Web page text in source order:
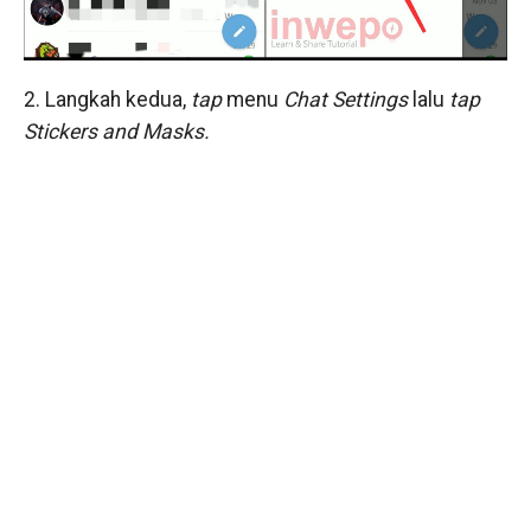
2. Langkah kedua, tapmenu Chat Settingslalu tap
Stickers and Masks.